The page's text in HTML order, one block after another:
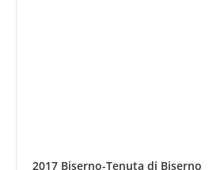
2017 Biserno-Tenuta di Biserno